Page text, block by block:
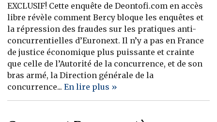
EXCLUSIF! Cette enquête de Deontofi.com en accès
libre révèle comment Bercy bloque les enquêtes et
la répression des fraudes sur les pratiques anti-
concurrentielles d’Euronext. Il n’y a pas en France
de justice économique plus puissante et crainte
que celle de l’Autorité de la concurrence, et de son
bras armé, la Direction générale de la
concurrence... En lire plus »